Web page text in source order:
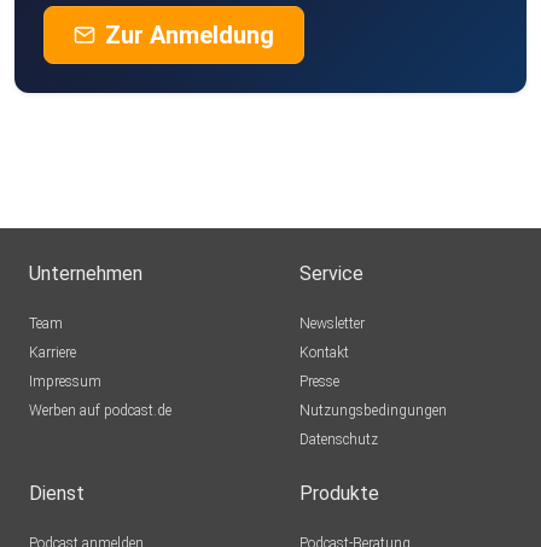
Zur Anmeldung
Unternehmen
Team
Karriere
Impressum
Werben auf podcast.de
Service
Newsletter
Kontakt
Presse
Nutzungsbedingungen
Datenschutz
Dienst Produkte